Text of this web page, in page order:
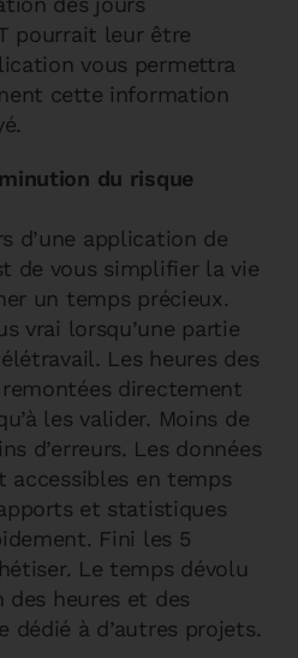
pourrait leur être
vous permettra
cette information
du risque
d’une application de
de vous simplifier la vie
un temps précieux.
vrai lorsqu’une partie
Les heures des
directement
les valider. Moins de
d’erreurs. Les données
accessibles en temps
et statistiques
Fini les 5
Le temps dévolu
des heures et des
dédié à d’autres projets.